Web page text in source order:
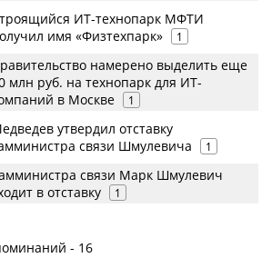
ИТ-технопарк МФТИ
имя «Физтехпарк»
1
намерено выделить еще
млн руб. на технопарк для ИТ-
в Москве
1
утвердил отставку
связи Шмулевича
1
связи Марк Шмулевич
в отставку
1
- 16